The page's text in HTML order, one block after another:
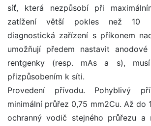
síť, která nezpůsobí při
zatížení větší pokles než 10
diagnostická zařízení s příkonem
umožňují předem nastavit
rentgenky (resp. mAs a s),
přizpůsobením k síti.
Provedení přívodu. Pohyblivý
minimální průřez 0,75 mm2Cu. Až do
ochranný vodič stejného průřezu